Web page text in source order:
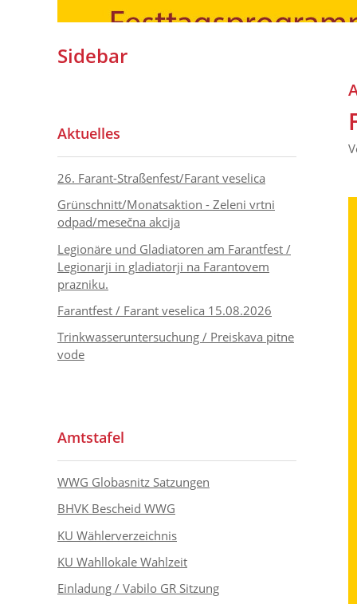
Sidebar
Aktuelles
26. Farant-Straßenfest/Farant veselica
Grünschnitt/Monatsaktion - Zeleni vrtni
odpad/mesečna akcija
Legionäre und Gladiatoren am Farantfest /
Legionarji in gladiatorji na Farantovem
prazniku.
Farantfest / Farant veselica 15.08.2026
Trinkwasseruntersuchung / Preiskava pitne
vode
Amtstafel
WWG Globasnitz Satzungen
BHVK Bescheid WWG
KU Wählerverzeichnis
KU Wahllokale Wahlzeit
Einladung / Vabilo GR Sitzung